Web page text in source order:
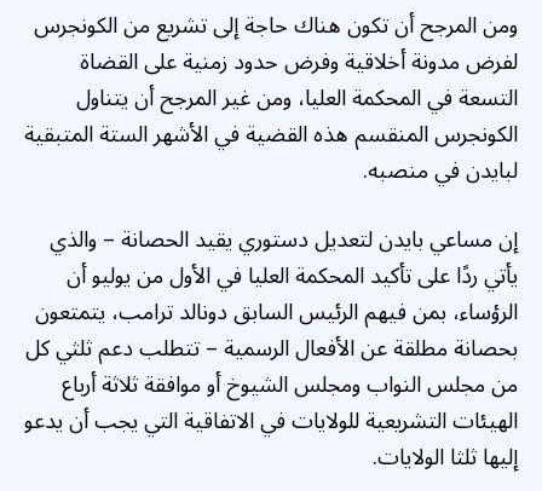
ومن المرجح أن تكون هناك حاجة إلى تشريع من الكونجرس
لفرض مدونة أخلاقية وفرض حدود زمنية على القضاة
التسعة في المحكمة العليا، ومن غير المرجح أن يتناول
الكونجرس المنقسم هذه القضية في الأشهر الستة المتبقية
لبايدن في منصبه.
إن مساعي بايدن لتعديل دستوري يقيد الحصانة – والذي
يأتي ردًا على تأكيد المحكمة العليا في الأول من يوليو أن
الرؤساء، بمن فيهم الرئيس السابق دونالد ترامب، يتمتعون
بحصانة مطلقة عن الأفعال الرسمية – تتطلب دعم ثلثي كل
من مجلس النواب ومجلس الشيوخ أو موافقة ثلاثة أرباع
الهيئات التشريعية للولايات في الاتفاقية التي يجب أن يدعو
إليها ثلثا الولايات.